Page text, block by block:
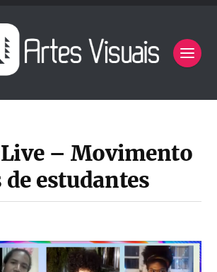
– Movimento
de estudantes